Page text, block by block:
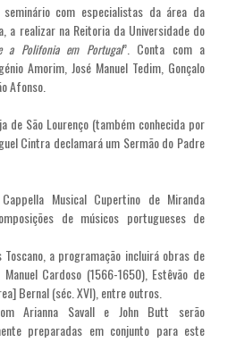
com especialistas da área da
a realizar na Reitoria da Universidade do
a Polifonia em Portugal”. Conta com a
Amorim, José Manuel Tedim, Gonçalo
Afonso.
de São Lourenço (também conhecida por
Cintra declamará um Sermão do Padre
Musical Cupertino de Miranda
de músicos portugueses de
a programação incluirá obras de
Cardoso (1566-1650), Estêvão de
Bernal (séc. XVI), entre outros.
Arianna Savall e John Butt serão
preparadas em conjunto para este